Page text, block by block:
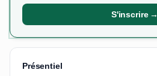
S'inscrire →
Présentiel